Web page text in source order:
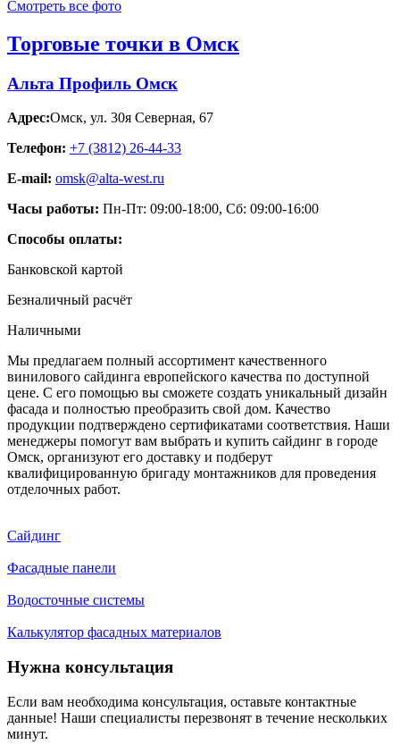
Смотреть все фото
Торговые точки в Омск
Альта Профиль Омск
Адрес:Омск, ул. 30я Северная, 67
Телефон: +7 (3812) 26‑44-33
E-mail: omsk@alta-west.ru
Часы работы: Пн-Пт: 09:00-18:00, Сб: 09:00-16:00
Способы оплаты:
Банковской картой
Безналичный расчёт
Наличными
Мы предлагаем полный ассортимент качественного
винилового сайдинга европейского качества по доступной
цене. С его помощью вы сможете создать уникальный дизайн
фасада и полностью преобразить свой дом. Качество
продукции подтверждено сертификатами соответствия. Наши
менеджеры помогут вам выбрать и купить сайдинг в городе
Омск, организуют его доставку и подберут
квалифицированную бригаду монтажников для проведения
отделочных работ.
Сайдинг
Фасадные панели
Водосточные системы
Калькулятор фасадных материалов
Нужна консультация
Если вам необходима консультация, оставьте контактные
данные! Наши специалисты перезвонят в течение нескольких
минут.